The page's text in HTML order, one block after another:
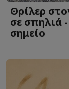
Θρίλερ
σε σπηλιά
σημείο